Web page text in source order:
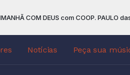
COM DEUS com COOP. PAULO das
Notícias Peça sua